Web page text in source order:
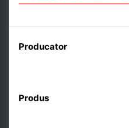
Producator
Produs